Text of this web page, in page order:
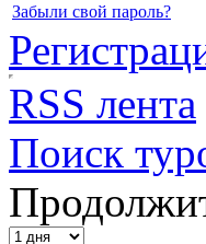
Забыли свой пароль?
RSS лента
Поиск